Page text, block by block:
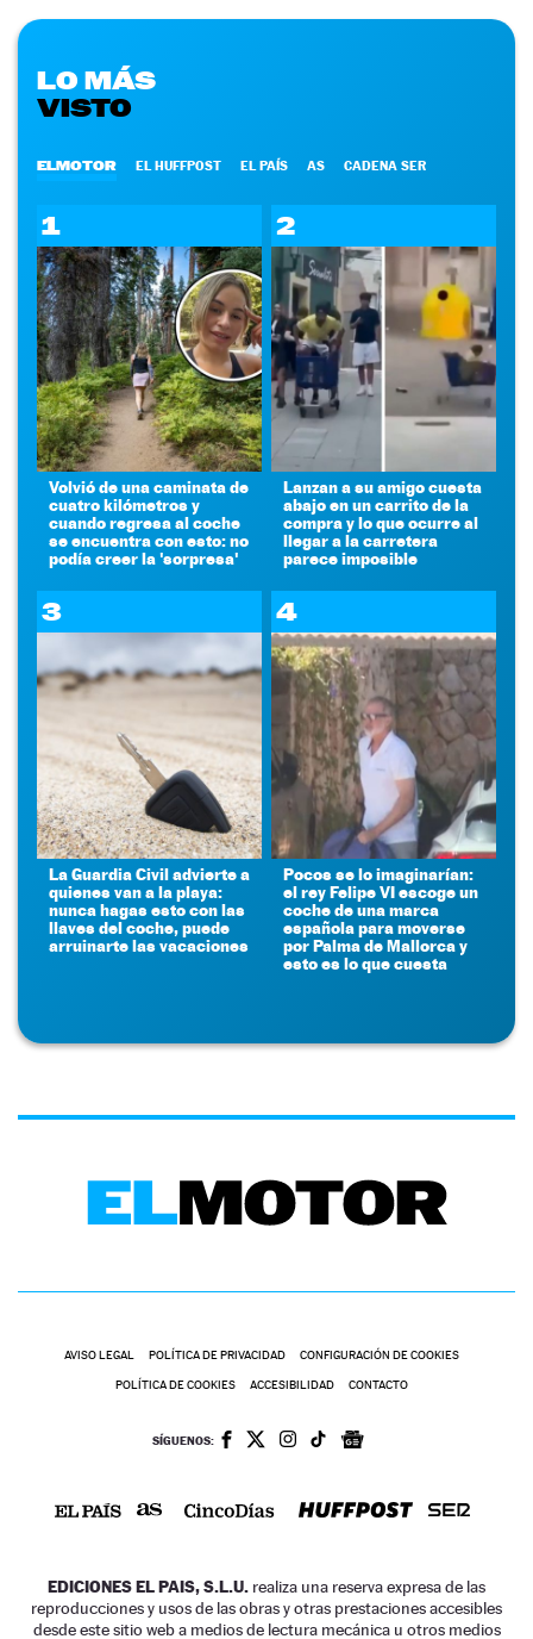
LO MÁS
VISTO
ELMOTOR EL HUFFPOST EL PAÍS AS CADENA SER
1
Volvió de una caminata de
cuatro kilómetros y
cuando regresa al coche
se encuentra con esto: no
podía creer la 'sorpresa'
2
Lanzan a su amigo cuesta
abajo en un carrito de la
compra y lo que ocurre al
llegar a la carretera
parece imposible
3
La Guardia Civil advierte a
quienes van a la playa:
nunca hagas esto con las
llaves del coche, puede
arruinarte las vacaciones
4
Pocos se lo imaginarían:
el rey Felipe VI escoge un
coche de una marca
española para moverse
por Palma de Mallorca y
esto es lo que cuesta
AVISO LEGAL POLÍTICA DE PRIVACIDAD CONFIGURACIÓN DE COOKIES
POLÍTICA DE COOKIES ACCESIBILIDAD CONTACTO
SÍGUENOS:
EDICIONES EL PAIS, S.L.U. realiza una reserva expresa de las
reproducciones y usos de las obras y otras prestaciones accesibles
desde este sitio web a medios de lectura mecánica u otros medios